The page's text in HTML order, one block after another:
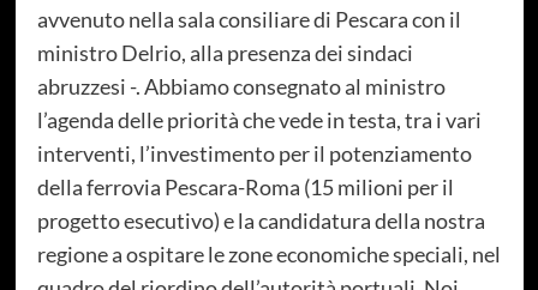
avvenuto nella sala consiliare di Pescara con il
ministro Delrio, alla presenza dei sindaci
abruzzesi -. Abbiamo consegnato al ministro
l’agenda delle priorità che vede in testa, tra i vari
interventi, l’investimento per il potenziamento
della ferrovia Pescara-Roma (15 milioni per il
progetto esecutivo) e la candidatura della nostra
regione a ospitare le zone economiche speciali, nel